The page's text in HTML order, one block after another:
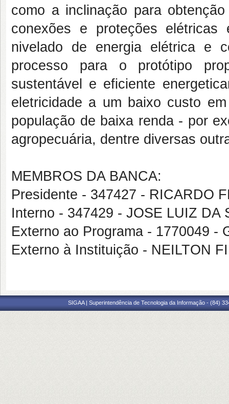
como a inclinação para
conexões e proteções
nivelado de energia elétrica e
processo para o protótipo
sustentável e eficiente
eletricidade a um baixo custo
população de baixa renda - por
agropecuária, dentre diversas
MEMBROS DA BANCA:
Presidente - 347427 - RICARDO
Interno - 347429 - JOSE LUIZ DA
Externo ao Programa - 1770049 -
Externo à Instituição - NEILTON
SIGAA | Superintendência de Tecnologia da Informação - (84)